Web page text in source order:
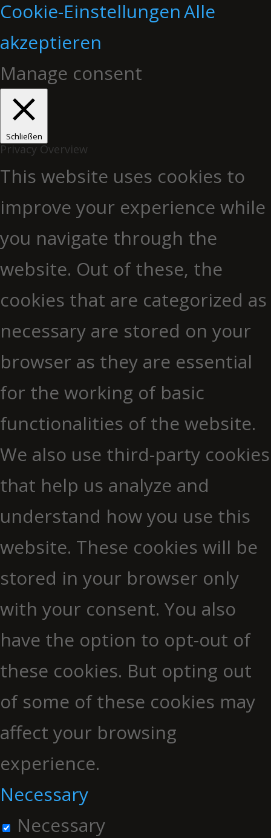
Cookie-EinstellungenAlle
akzeptieren
Manage consent
Schließen
Privacy Overview
This website uses cookies to
improve your experience while
you navigate through the
website. Out of these, the
cookies that are categorized as
necessary are stored on your
browser as they are essential
for the working of basic
functionalities of the website.
We also use third-party cookies
that help us analyze and
understand how you use this
website. These cookies will be
stored in your browser only
with your consent. You also
have the option to opt-out of
these cookies. But opting out
of some of these cookies may
affect your browsing
experience.
Necessary
Necessary